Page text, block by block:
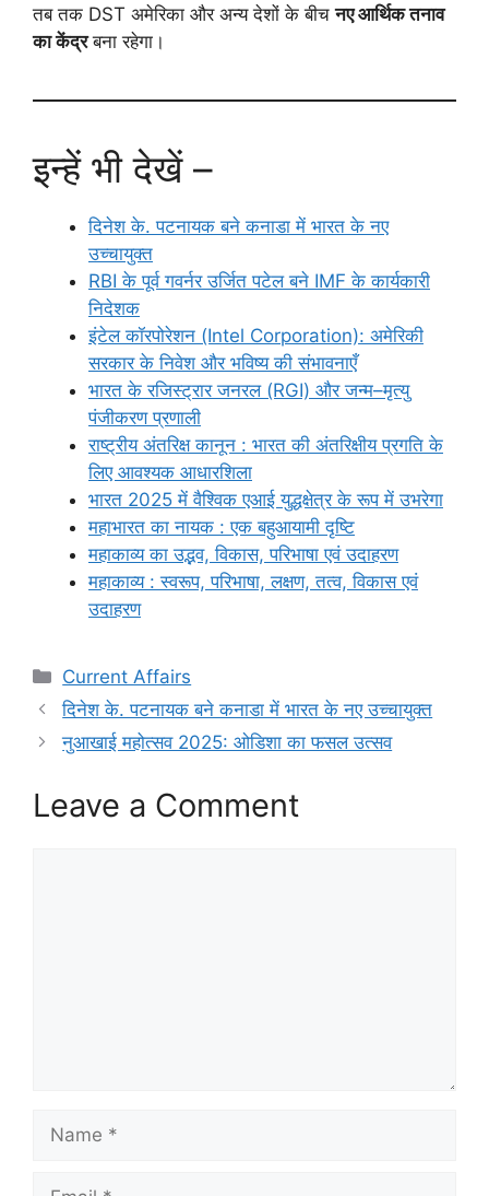
तब तक DST अमेरिका और अन्य देशों के बीचनए आर्थिक तनाव
का केंद्रबना रहेगा।
इन्हें भी देखें –
दिनेश के. पटनायक बने कनाडा में भारत के नए
उच्चायुक्त
RBI के पूर्व गवर्नर उर्जित पटेल बने IMF के कार्यकारी
निदेशक
इंटेल कॉरपोरेशन (Intel Corporation): अमेरिकी
सरकार के निवेश और भविष्य की संभावनाएँ
भारत के रजिस्ट्रार जनरल (RGI) और जन्म–मृत्यु
पंजीकरण प्रणाली
राष्ट्रीय अंतरिक्ष कानून : भारत की अंतरिक्षीय प्रगति के
लिए आवश्यक आधारशिला
भारत 2025 में वैश्विक एआई युद्धक्षेत्र के रूप में उभरेगा
महाभारत का नायक : एक बहुआयामी दृष्टि
महाकाव्य का उद्भव, विकास, परिभाषा एवं उदाहरण
महाकाव्य : स्वरूप, परिभाषा, लक्षण, तत्व, विकास एवं
उदाहरण
Categories
Current Affairs
दिनेश के. पटनायक बने कनाडा में भारत के नए उच्चायुक्त
नुआखाई महोत्सव 2025: ओडिशा का फसल उत्सव
Leave a Comment